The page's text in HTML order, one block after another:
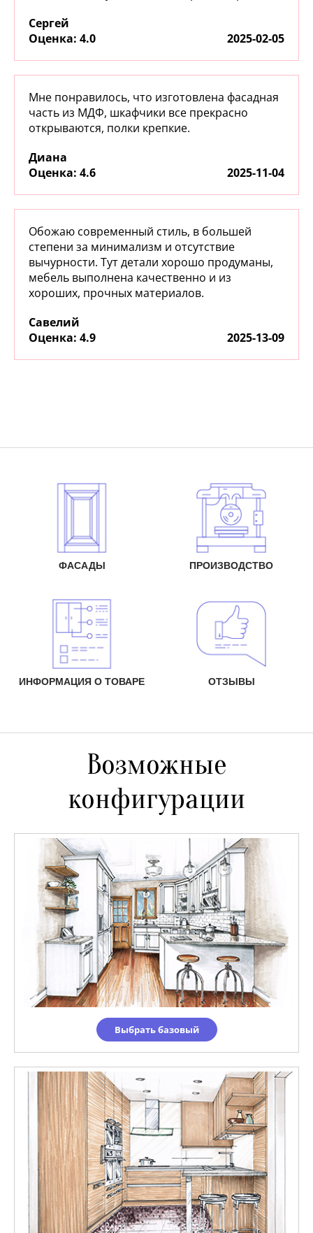
Сергей
: 4.0 2025-02-05
Мне понравилось, что изготовлена фасадная
часть из МДФ, шкафчики все прекрасно
открываются, полки крепкие.
Диана
: 4.6 2025-11-04
Обожаю современный стиль, в большей
степени за минимализм и отсутствие
вычурности. Тут детали хорошо продуманы,
мебель выполнена качественно и из
хороших, прочных материалов.
Савелий
: 4.9 2025-13-09
ФАСАДЫ ПРОИЗВОДСТВО
ИНФОРМАЦИЯ О ТОВАРЕ ОТЗЫВЫ
Возможные
конфигурации
Выбрать базовый